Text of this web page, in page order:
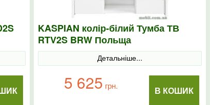
KASPIAN колір-білий Тумба ТВ
RTV2S BRW Польща
Детальніше...
В КОШИК
5 625 грн.